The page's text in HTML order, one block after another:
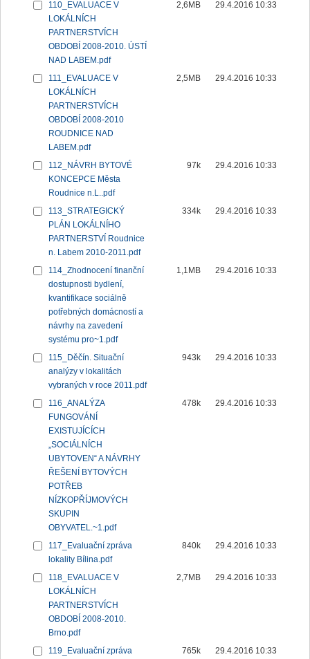
110_EVALUACE V
LOKÁLNÍCH
PARTNERSTVÍCH
OBDOBÍ 2008-2010. ÚSTÍ
NAD LABEM.pdf
2,6MB 29.4.2016 10:33
111_EVALUACE V
LOKÁLNÍCH
PARTNERSTVÍCH
OBDOBÍ 2008-2010
ROUDNICE NAD
LABEM.pdf
2,5MB 29.4.2016 10:33
112_NÁVRH BYTOVÉ
KONCEPCE Města
Roudnice n.L..pdf
97k 29.4.2016 10:33
113_STRATEGICKÝ
PLÁN LOKÁLNÍHO
PARTNERSTVÍ Roudnice
n. Labem 2010-2011.pdf
334k 29.4.2016 10:33
114_Zhodnocení finanční
dostupnosti bydlení,
kvantifikace sociálně
potřebných domácností a
návrhy na zavedení
systému pro~1.pdf
1,1MB 29.4.2016 10:33
115_Děčín. Situační
analýzy v lokalitách
vybraných v roce 2011.pdf
943k 29.4.2016 10:33
116_ANALÝZA
FUNGOVÁNÍ
EXISTUJÍCÍCH
„SOCIÁLNÍCH
UBYTOVEN“ A NÁVRHY
ŘEŠENÍ BYTOVÝCH
POTŘEB
NÍZKOPŘÍJMOVÝCH
SKUPIN
OBYVATEL.~1.pdf
478k 29.4.2016 10:33
117_Evaluační zpráva
lokality Bílina.pdf
840k 29.4.2016 10:33
118_EVALUACE V
LOKÁLNÍCH
PARTNERSTVÍCH
OBDOBÍ 2008-2010.
Brno.pdf
2,7MB 29.4.2016 10:33
119_Evaluační zpráva
765k 29.4.2016 10:33